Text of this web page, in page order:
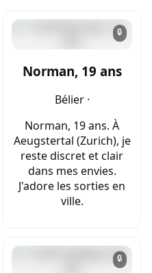
🔒
Norman, 19 ans
Bélier ·
Norman, 19 ans. À
Aeugstertal (Zurich), je
reste discret et clair
dans mes envies.
J'adore les sorties en
ville.
🔒